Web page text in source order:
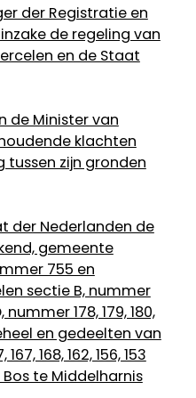
der Registratie en
de regeling van
en de Staat
de Minister van
klachten
tussen zijn gronden
der Nederlanden de
gemeente
755 en
sectie B, nummer
178, 179, 180,
en gedeelten van
168, 162, 156, 153
te Middelharnis